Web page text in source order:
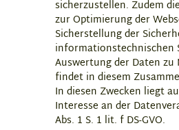
sicherzustellen. Zudem
zur Optimierung der
Sicherstellung der
informationstechnischen
Auswertung der Daten zu
findet in diesem
In diesen Zwecken liegt
Interesse an der
Abs. 1 S. 1 lit. f DS-GVO.